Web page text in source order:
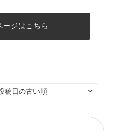
ージはこちら